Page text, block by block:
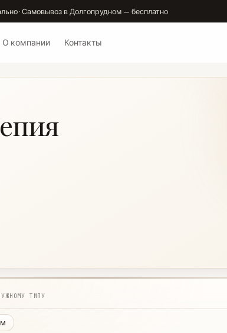
· Самовывоз в Долгопрудном — бесплатно
О компании Контакты
ТИПУ